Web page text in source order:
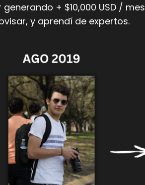
generando + $10,000 USD /
y aprendí de expertos.